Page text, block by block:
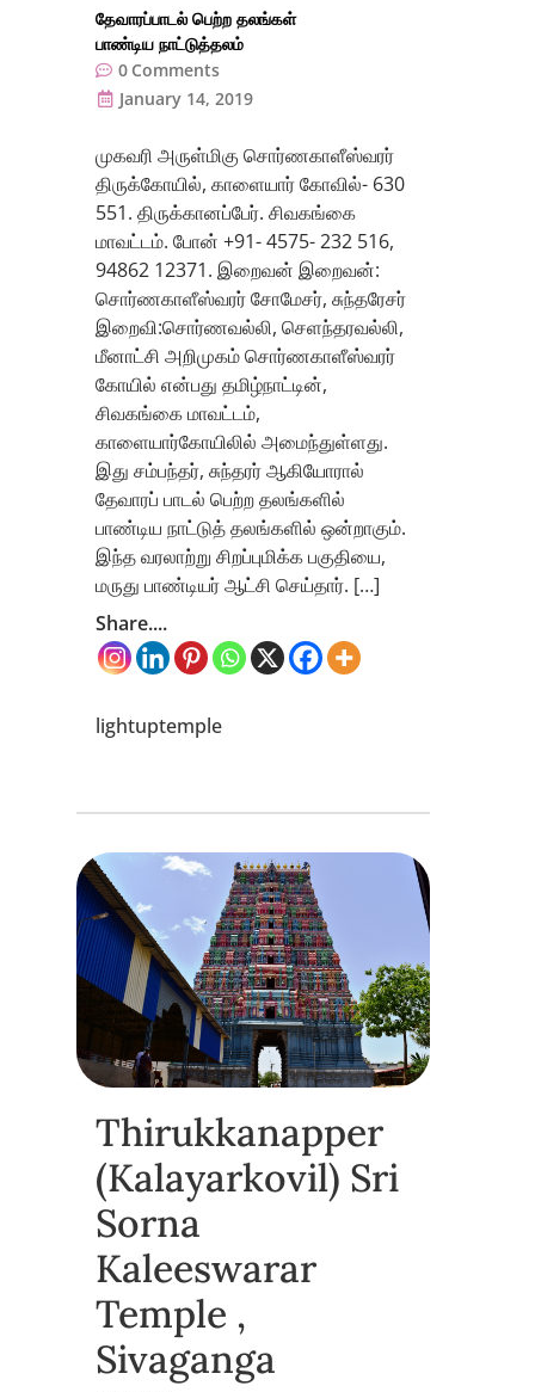
தேவாரப்பாடல் பெற்ற தலங்கள்
பாண்டிய நாட்டுத்தலம்
0 Comments
January 14, 2019
முகவரி அருள்மிகு சொர்ணகாளீஸ்வரர்
திருக்கோயில், காளையார் கோவில்- 630
551. திருக்கானப்பேர். சிவகங்கை
மாவட்டம். போன் +91- 4575- 232 516,
94862 12371. இறைவன் இறைவன்:
சொர்ணகாளீஸ்வரர் சோமேசர், சுந்தரேசர்
இறைவி:சொர்ணவல்லி, செளந்தரவல்லி,
மீனாட்சி அறிமுகம் சொர்ணகாளீஸ்வரர்
கோயில் என்பது தமிழ்நாட்டின்,
சிவகங்கை மாவட்டம்,
காளையார்கோயிலில் அமைந்துள்ளது.
இது சம்பந்தர், சுந்தரர் ஆகியோரால்
தேவாரப் பாடல் பெற்ற தலங்களில்
பாண்டிய நாட்டுத் தலங்களில் ஒன்றாகும்.
இந்த வரலாற்று சிறப்புமிக்க பகுதியை,
மருது பாண்டியர் ஆட்சி செய்தார். […]
Share....
lightuptemple
Thirukkanapper
(Kalayarkovil) Sri
Sorna
Kaleeswarar
Temple ,
Sivaganga